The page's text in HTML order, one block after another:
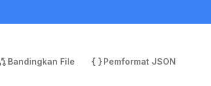
Bandingkan File
Pemformat JSON